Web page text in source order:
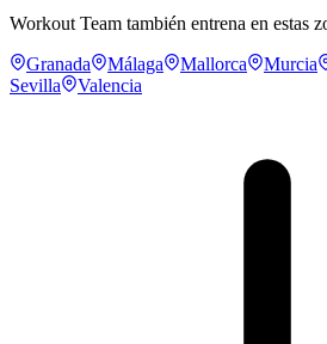
Workout Team también entrena en estas
Granada
Málaga Mallorca Murcia
Sevilla
Valencia